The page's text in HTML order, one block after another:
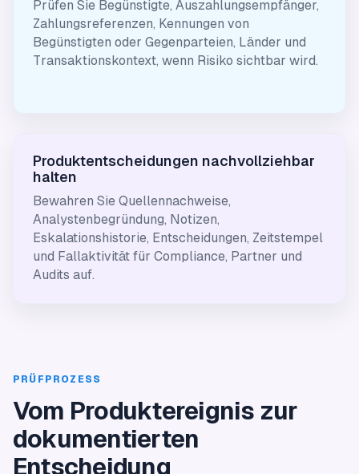
Prüfen Sie Begünstigte, Auszahlungsempfänger,
Zahlungsreferenzen, Kennungen von
Begünstigten oder Gegenparteien, Länder und
Transaktionskontext, wenn Risiko sichtbar wird.
Produktentscheidungen nachvollziehbar
halten
Bewahren Sie Quellennachweise,
Analystenbegründung, Notizen,
Eskalationshistorie, Entscheidungen, Zeitstempel
und Fallaktivität für Compliance, Partner und
Audits auf.
PRÜFPROZESS
Vom Produktereignis zur
dokumentierten
Entscheidung